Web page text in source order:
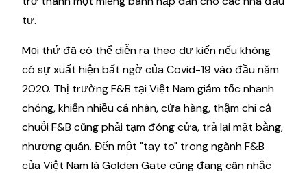
tư.
Mọi thứ đã có thể diễn ra theo dự kiến nếu không
có sự xuất hiện bất ngờ của Covid-19 vào đầu năm
2020. Thị trường F&B tại Việt Nam giảm tốc nhanh
chóng, khiến nhiều cá nhân, cửa hàng, thậm chí cả
chuỗi F&B cũng phải tạm đóng cửa, trả lại mặt bằng,
nhượng quán. Đến một "tay to" trong ngành F&B
của Việt Nam là Golden Gate cũng đang cân nhắc